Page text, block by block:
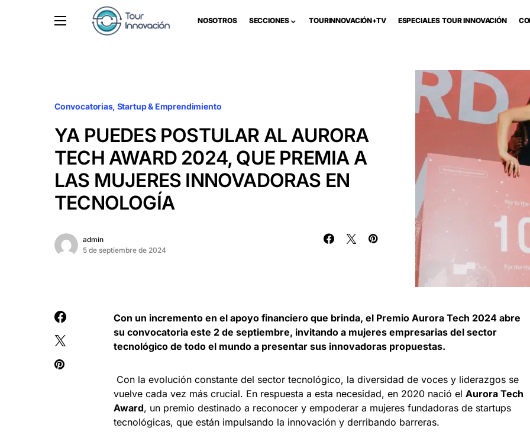
NOSOTROS SECCIONES TOURINNOVACIÓN+TV ESPECIALES TOUR INNOVACIÓN
Convocatorias Startup & Emprendimiento
YA PUEDES POSTULAR AL AURORA
TECH AWARD 2024, QUE PREMIA A
LAS MUJERES INNOVADORAS EN
TECNOLOGÍA
admin
5 de septiembre de 2024
Con un incremento en el apoyo financiero que brinda, el Premio Aurora Tech 2024 abre
su convocatoria este 2 de septiembre, invitando a mujeres empresarias del sector
tecnológico de todo el mundo a presentar sus innovadoras propuestas.
Con la evolución constante del sector tecnológico, la diversidad de voces y liderazgos se
vuelve cada vez más crucial. En respuesta a esta necesidad, en 2020 nació el Aurora Tech
Award, un premio destinado a reconocer y empoderar a mujeres fundadoras de startups
tecnológicas, que están impulsando la innovación y derribando barreras. ​